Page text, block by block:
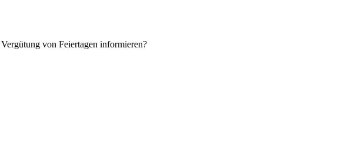
von Feiertagen informieren?